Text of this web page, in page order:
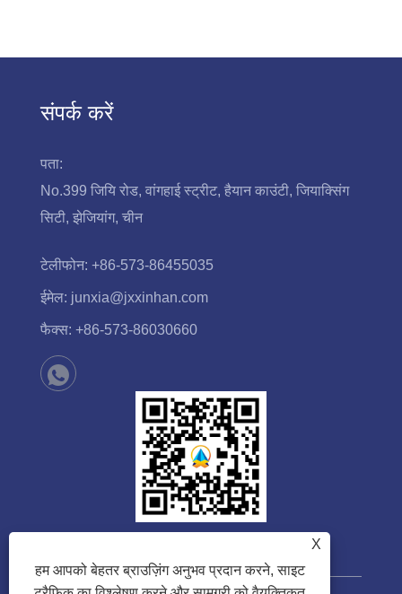
संपर्क करें
पता:
No.399 जियि रोड, वांगहाई स्ट्रीट, हैयान काउंटी, जियाक्सिंग
सिटी, झेजियांग, चीन
टेलीफोन: +86-573-86455035
ईमेल: junxia@jxxinhan.com
फैक्स: +86-573-86030660
X
हम आपको बेहतर ब्राउज़िंग अनुभव प्रदान करने, साइट